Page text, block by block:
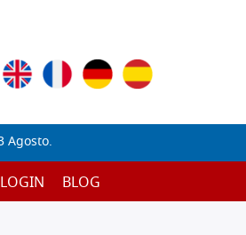
Agosto.
LOGIN BLOG